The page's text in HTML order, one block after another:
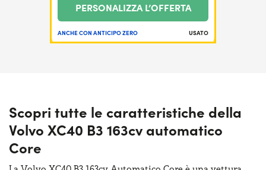
PERSONALIZZA L’OFFERTA
ANCHE CON ANTICIPO ZERO USATO
Scopri tutte le caratteristiche della
Volvo XC40 B3 163cv automatico
Core